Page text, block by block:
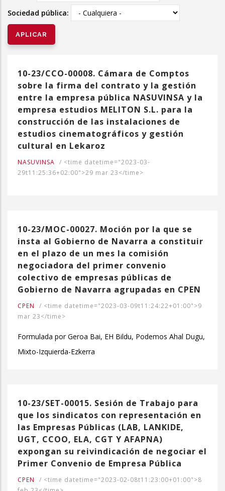
Sociedad pública:
10-23/CCO-00008. Cámara de Comptos
sobre la firma del contrato y la gestión
entre la empresa pública NASUVINSA y la
empresa estudios MELITON S.L. para la
construcción de las instalaciones de
estudios cinematográficos y gestión
cultural en Lekaroz
NASUVINSA / <time datetime="2023-03-
29t11:25:36+02:00">29 mar 23</time>
10-23/MOC-00027. Moción por la que se
insta al Gobierno de Navarra a constituir
en el plazo de un mes la comisión
negociadora del primer convenio
colectivo de empresas públicas de
Gobierno de Navarra agrupadas en CPEN
CPEN / <time datetime="2023-03-09t11:24:22+01:00">9
mar 23</time>
Formulada por Geroa Bai, EH Bildu, Podemos Ahal Dugu,
Mixto-Izquierda-Ezkerra
10-23/SET-00015. Sesión de Trabajo para
que los sindicatos con representación en
las Empresas Públicas (LAB, LANKIDE,
UGT, CCOO, ELA, CGT Y AFAPNA)
expongan su reivindicación de negociar el
Primer Convenio de Empresa Pública
CPEN / <time datetime="2023-02-08t11:23:00+01:00">8